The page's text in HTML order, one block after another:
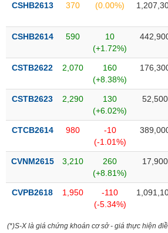
CSHB2613 370 (0.00%)
CSHB2614 590
10
(+1.72%)
CSTB2622 2,070
160
(+8.38%)
CSTB2623 2,290
130
(+6.02%)
52,500
CTCB2614 980
-10
(-1.01%)
CVNM2615 3,210
260
(+8.81%)
17,900
CVPB2618 1,950
-110
(-5.34%)
(*)S-X là giá chứng khoán cơ sở - giá thực hiện
Công
đầu
tư
Truyền
tài
chính